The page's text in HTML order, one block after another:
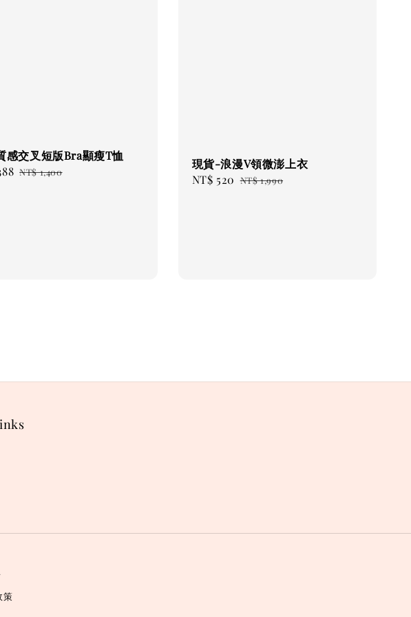
感交叉短版Bra顯瘦T恤
Regular
NT$ 1,400
現貨-浪漫V領微澎上衣
Sale
NT$ 520 Regular
NT$ 1,990
策